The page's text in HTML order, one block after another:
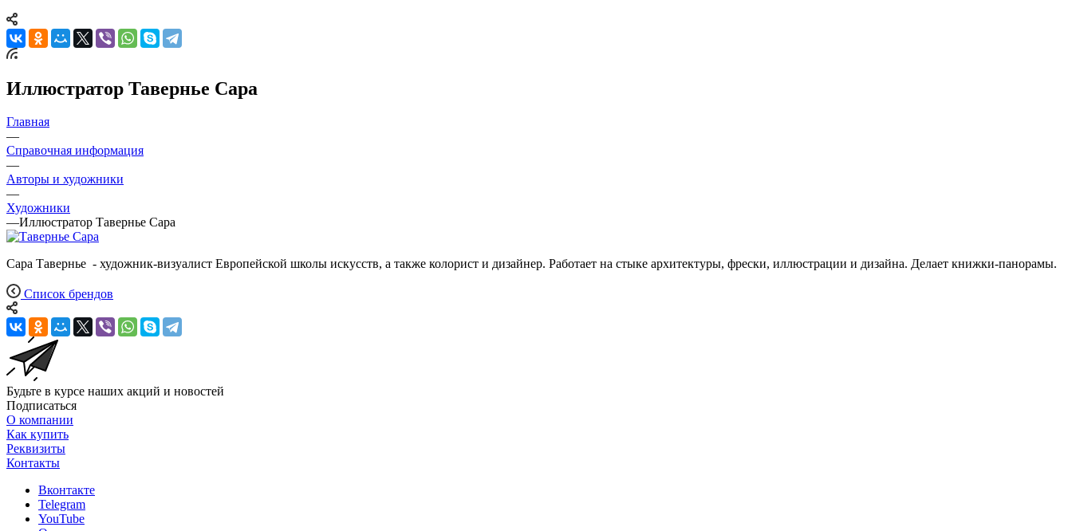
Иллюстратор Тавернье Сара
Главная
—
Справочная информация
—
Авторы и художники
—
Художники
—Иллюстратор Тавернье Сара
Сара Тавернье - художник-визуалист Европейской школы искусств, а также колорист и дизайнер. Работает на стыке архитектуры, фрески, иллюстрации и дизайна. Делает книжки-панорамы.
Список брендов
Будьте в курсе наших акций и новостей
Подписаться
О компании
Как купить
Реквизиты
Контакты
Вконтакте
Telegram
YouTube